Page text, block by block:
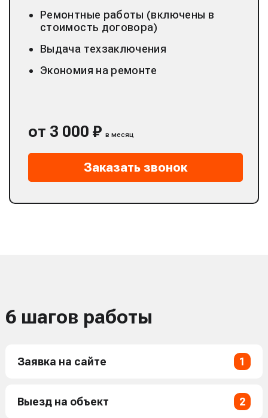
Ремонтные работы (включены в
стоимость договора)
Выдача техзаключения
Экономия на ремонте
от 3 000 ₽ в месяц
Заказать звонок
6 шагов работы
Заявка на сайте 1
Выезд на объект 2